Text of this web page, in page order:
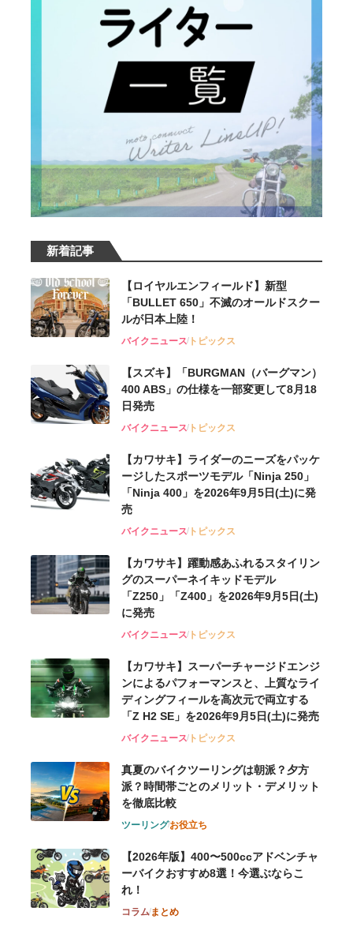
新着記事
【ロイヤルエンフィールド】新型
「BULLET 650」不滅のオールドスクー
ルが⽇本上陸！
バイクニューストピックス
【スズキ】「BURGMAN（バーグマン）
400 ABS」の仕様を一部変更して8月18
日発売
バイクニューストピックス
【カワサキ】ライダーのニーズをパッケ
ージしたスポーツモデル「Ninja 250」
「Ninja 400」を2026年9月5日(土)に発
売
バイクニューストピックス
【カワサキ】躍動感あふれるスタイリン
グのスーパーネイキッドモデル
「Z250」「Z400」を2026年9月5日(土)
に発売
バイクニューストピックス
【カワサキ】スーパーチャージドエンジ
ンによるパフォーマンスと、上質なライ
ディングフィールを高次元で両立する
「Z H2 SE」を2026年9月5日(土)に発売
バイクニューストピックス
真夏のバイクツーリングは朝派？夕方
派？時間帯ごとのメリット・デメリット
を徹底比較
ツーリングお役立ち
【2026年版】400〜500ccアドベンチャ
ーバイクおすすめ8選！今選ぶならこ
れ！
コラムまとめ